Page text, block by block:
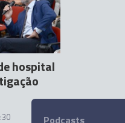
hospital
Podcasts